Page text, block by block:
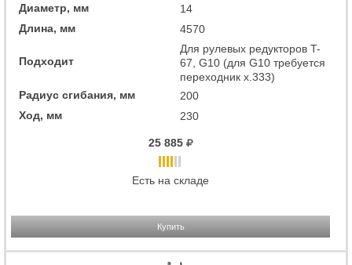
Диаметр, мм
14
Длина, мм
4570
Подходит
Для рулевых редукторов T-
67, G10 (для G10 требуется
переходник x.333)
Радиус сгибания, мм
200
Ход, мм
230
25 885
Есть на складе
Купить